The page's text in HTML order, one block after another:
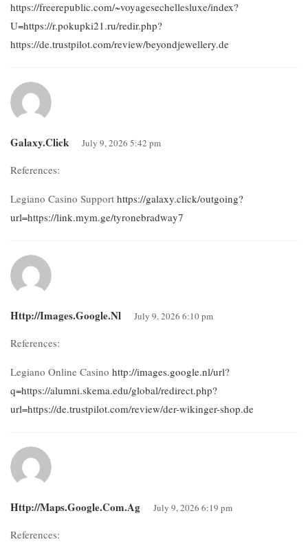
https://freerepublic.com/~voyagesechellesluxe/index?
U=https://r.pokupki21.ru/redir.php?
https://de.trustpilot.com/review/beyondjewellery.de
Galaxy.click July 9, 2026 5:42 pm
References:
Legiano Casino Support https://galaxy.click/outgoing?
url=https://link.mym.ge/tyronebradway7
Http://images.google.nl July 9, 2026 6:10 pm
References:
Legiano Online Casino http://images.google.nl/url?
q=https://alumni.skema.edu/global/redirect.php?
url=https://de.trustpilot.com/review/der-wikinger-shop.de
Http://maps.google.com.ag July 9, 2026 6:19 pm
References: